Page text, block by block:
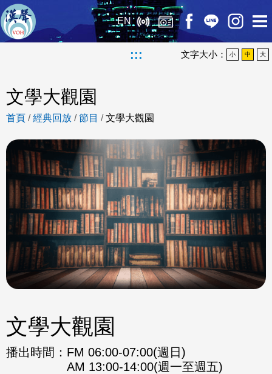
EN
::: 文字大小： 小 中 大
文學大觀園
首頁 /經典回放 /節目 /文學大觀園
文學大觀園
播出時間： FM 06:00-07:00(週日)
AM 13:00-14:00(週一至週五)